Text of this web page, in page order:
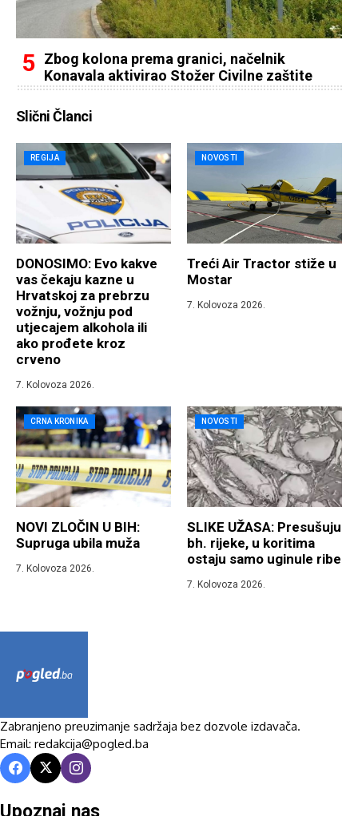
Zbog kolona prema granici, načelnik
Konavala aktivirao Stožer Civilne zaštite
Slični Članci
REGIJA
DONOSIMO: Evo kakve
vas čekaju kazne u
Hrvatskoj za prebrzu
vožnju, vožnju pod
utjecajem alkohola ili
ako prođete kroz
crveno
7. Kolovoza 2026.
NOVOSTI
Treći Air Tractor stiže u
Mostar
7. Kolovoza 2026.
CRNA KRONIKA
NOVI ZLOČIN U BIH:
Supruga ubila muža
7. Kolovoza 2026.
NOVOSTI
SLIKE UŽASA: Presušuju
bh. rijeke, u koritima
ostaju samo uginule ribe
7. Kolovoza 2026.
Zabranjeno preuzimanje sadržaja bez dozvole izdavača.
Email: redakcija@pogled.ba
Upoznaj nas